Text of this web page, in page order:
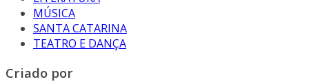
MÚSICA
SANTA CATARINA
TEATRO E DANÇA
Criado por